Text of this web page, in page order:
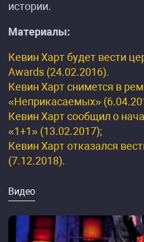
истории.
Материалы:
Кевин Харт будет вести
Awards (24.02.2016).
Кевин Харт снимется в
«Неприкасаемых»
Кевин Харт сообщил о
«1+1» (13.02.2017);
Кевин Харт отказался
(7.12.2018).
Видео